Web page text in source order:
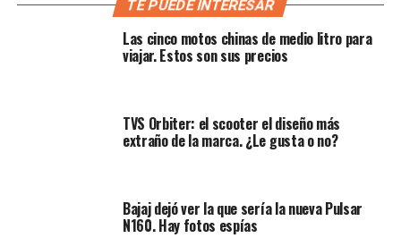
«mentiras»?
Es importante aclarar que este sistema es
TE PUEDE INTERESAR
Las cinco motos chinas de medio litro para
viajar. Estos son sus precios
TVS Orbiter: el scooter el diseño más
extraño de la marca. ¿Le gusta o no?
Bajaj dejó ver la que sería la nueva Pulsar
N160. Hay fotos espías